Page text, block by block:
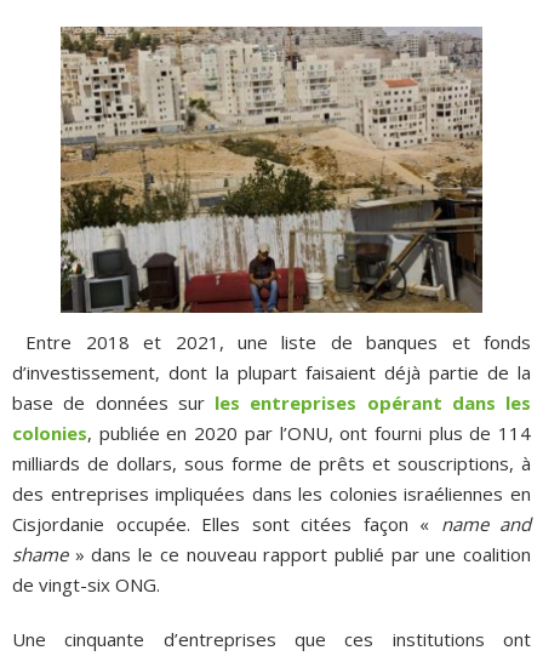
Entre 2018 et 2021, une liste de banques et fonds
d’investissement, dont la plupart faisaient déjà partie de la
base de données sur les entreprises opérant dans les
colonies, publiée en 2020 par l’ONU, ont fourni plus de 114
milliards de dollars, sous forme de prêts et souscriptions, à
des entreprises impliquées dans les colonies israéliennes en
Cisjordanie occupée. Elles sont citées façon « name and
shame» dans le ce nouveau rapport publié par une coalition
de vingt-six ONG.
Une cinquante d’entreprises que ces institutions ont